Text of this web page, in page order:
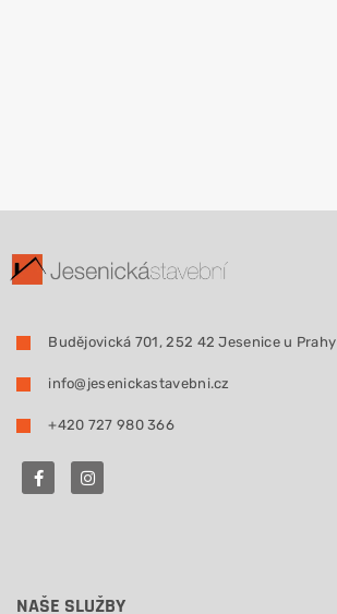
Budějovická 701, 252 42 Jesenice u Prahy
info@jesenickastavebni.cz
+420 727 980 366
NAŠE SLUŽBY